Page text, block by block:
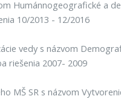
Humánnogeografické a
10/2013 - 12/2016
vedy s názvom
riešenia 2007- 2009
MŠ SR s názvom